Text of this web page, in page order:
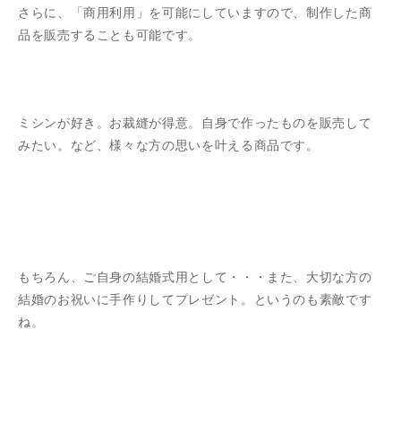
さらに、「商用利用」を可能にしていますので、制作した商
品を販売することも可能です。
ミシンが好き。お裁縫が得意。自身で作ったものを販売して
みたい。など、様々な方の思いを叶える商品です。
もちろん、ご自身の結婚式用として・・・また、大切な方の
結婚のお祝いに手作りしてプレゼント。というのも素敵です
ね。